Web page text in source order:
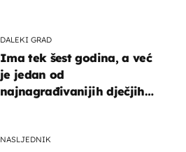
DALEKI GRAD
Ima tek šest godina, a već
je jedan od
najnagrađivanijih dječjih
NASLJEDNIK